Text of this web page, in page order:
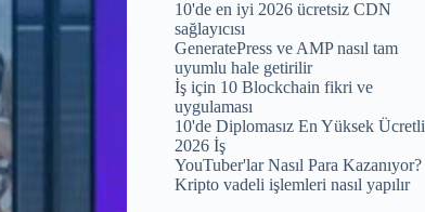
10'de en iyi 2026 ücretsiz CDN
sağlayıcısı
GeneratePress ve AMP nasıl tam
uyumlu hale getirilir
İş için 10 Blockchain fikri ve
uygulaması
10'de Diplomasız En Yüksek Ücretli
2026 İş
YouTuber'lar Nasıl Para Kazanıyor?
Kripto vadeli işlemleri nasıl yapılır